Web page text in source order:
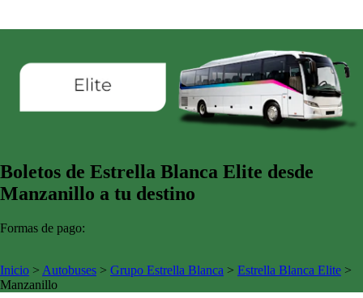
Boletos de Estrella Blanca Elite desde
Manzanillo a tu destino
Formas de pago:
Inicio > Autobuses > Grupo Estrella Blanca > Estrella Blanca Elite >
Manzanillo